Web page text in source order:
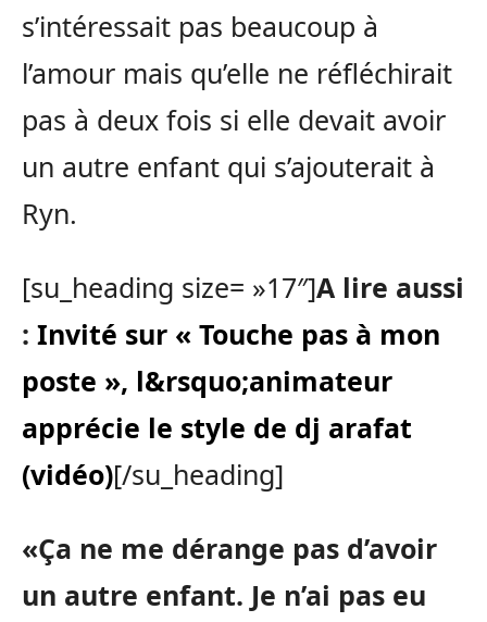
s’intéressait pas beaucoup à
l’amour mais qu’elle ne réfléchirait
pas à deux fois si elle devait avoir
un autre enfant qui s’ajouterait à
Ryn.
[su_heading size= »17″]A lire aussi
: Invité sur « Touche pas à mon
poste », l&rsquo;animateur
apprécie le style de dj arafat
(vidéo)[/su_heading]
«Ça ne me dérange pas d’avoir
un autre enfant. Je n’ai pas eu